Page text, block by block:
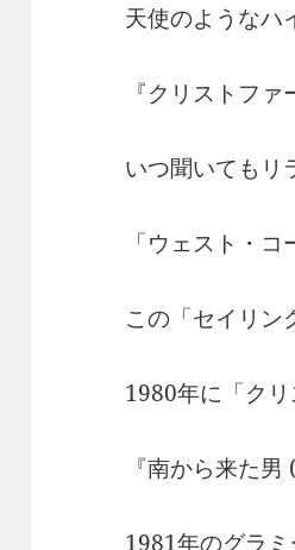
天使のようなハ
『クリストファ
いつ聞いてもリ
「ウェスト・
この「セイリン
1980年に「ク
『南から来た
1981年のグラミ